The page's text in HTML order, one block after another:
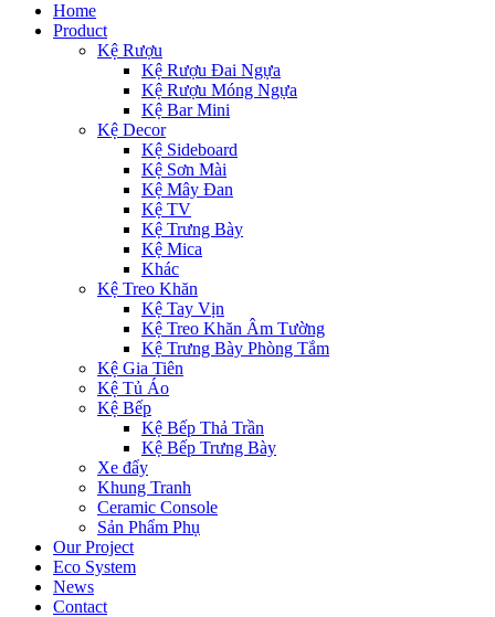
Home
Product
Kệ Rượu
Kệ Rượu Đai Ngựa
Kệ Rượu Móng Ngựa
Kệ Bar Mini
Kệ Decor
Kệ Sideboard
Kệ Sơn Mài
Kệ Mây Đan
Kệ TV
Kệ Trưng Bày
Kệ Mica
Khác
Kệ Treo Khăn
Kệ Tay Vịn
Kệ Treo Khăn Âm Tường
Kệ Trưng Bày Phòng Tắm
Kệ Gia Tiên
Kệ Tủ Áo
Kệ Bếp
Kệ Bếp Thả Trần
Kệ Bếp Trưng Bày
Xe đẩy
Khung Tranh
Ceramic Console
Sản Phẩm Phụ
Our Project
Eco System
News
Contact